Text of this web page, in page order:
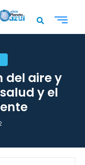
del aire y
y el